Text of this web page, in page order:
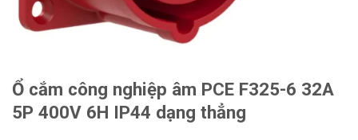
Ổ cắm công nghiệp âm PCE F325-6 32A
5P 400V 6H IP44 dạng thẳng